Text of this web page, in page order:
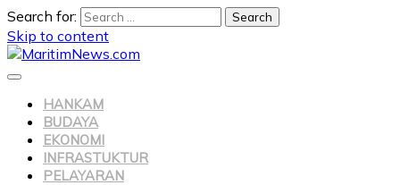
Search for:
Skip to content
HANKAM
BUDAYA
EKONOMI
INFRASTUKTUR
PELAYARAN